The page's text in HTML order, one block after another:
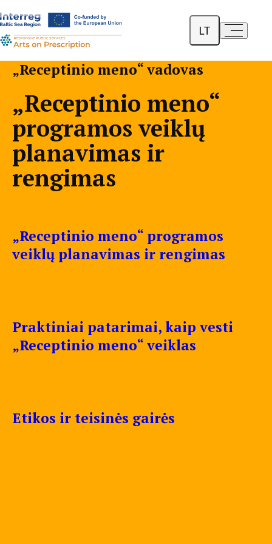
a- a+
LT
English
Polski
„Receptinio meno“ vadovas
„Receptinio meno“
programos veiklų
planavimas ir
rengimas
„Receptinio meno“ programos
veiklų planavimas ir rengimas
Praktiniai patarimai, kaip vesti
„Receptinio meno“ veiklas
Etikos ir teisinės gairės